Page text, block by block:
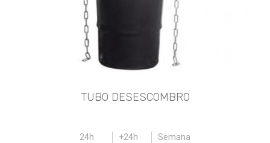
TUBO DESESCOMBRO
24h +24h Semana